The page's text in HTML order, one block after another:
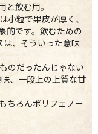
飲む用。
小粒で果皮が厚く、
的です。飲むための
は、そういった意味
のだったんじゃない
、一段上の上質な甘
ちろんポリフェノー